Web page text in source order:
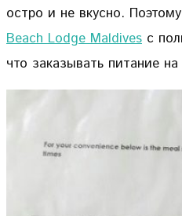
остро и не вкусно.
Beach Lodge Maldives с
что заказывать питание